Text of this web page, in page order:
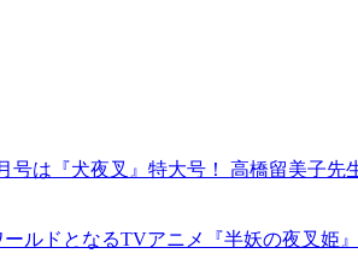
は『犬夜叉』特大号！ 高橋留美子
ルドとなるTVアニメ『半妖の夜叉姫